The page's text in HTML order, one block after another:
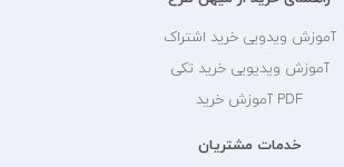
آموزش ویدویی خرید اشتراک
آموزش ویدیویی خرید تکی
PDF آموزش خرید
خدمات مشتریان